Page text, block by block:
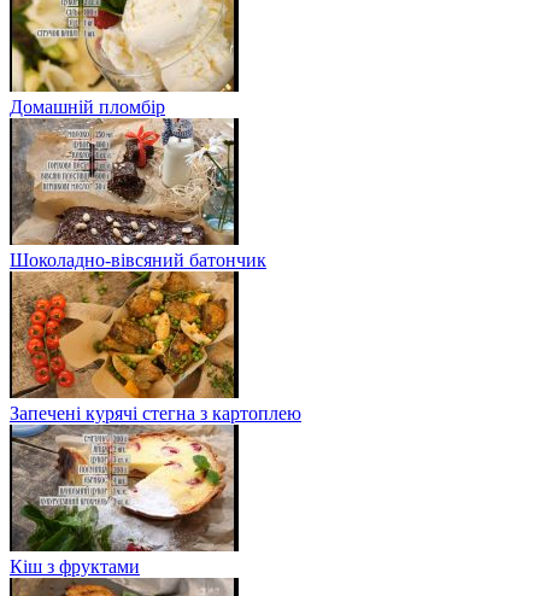
Домашній пломбір
Шоколадно-вівсяний батончик
Запечені курячі стегна з картоплею
Кіш з фруктами